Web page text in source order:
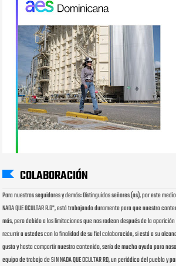
COLABORACIÓN
Para nuestros seguidores y demás: Distinguidos señores (as), por este
NADA QUE OCULTAR R.D", está trabajando duramente para que nuestro
más, pero debido a las limitaciones que nos rodean después de la
recurrir a ustedes con la finalidad de su fiel colaboración, si está a su
gusta y hasta compartir nuestro contenido, sería de mucha ayuda para
equipo de trabajo de SIN NADA QUE OCULTAR RD, un periódico del pueblo y